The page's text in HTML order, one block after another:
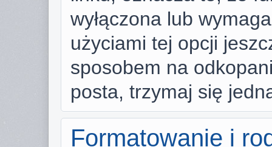
wyłączona lub
użyciami tej opcji
sposobem na
posta, trzymaj się
Formatowanie i